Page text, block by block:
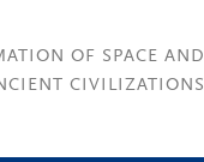
OF SPACE AND
CIVILIZATIONS